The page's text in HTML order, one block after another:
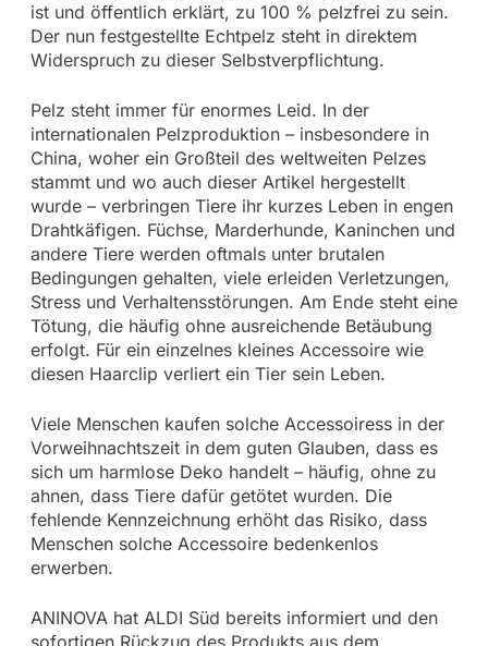
ist und öffentlich erklärt, zu 100 % pelzfrei zu sein.
Der nun festgestellte Echtpelz steht in direktem
Widerspruch zu dieser Selbstverpflichtung.
Pelz steht immer für enormes Leid. In der
internationalen Pelzproduktion – insbesondere in
China, woher ein Großteil des weltweiten Pelzes
stammt und wo auch dieser Artikel hergestellt
wurde – verbringen Tiere ihr kurzes Leben in engen
Drahtkäfigen. Füchse, Marderhunde, Kaninchen und
andere Tiere werden oftmals unter brutalen
Bedingungen gehalten, viele erleiden Verletzungen,
Stress und Verhaltensstörungen. Am Ende steht eine
Tötung, die häufig ohne ausreichende Betäubung
erfolgt. Für ein einzelnes kleines Accessoire wie
diesen Haarclip verliert ein Tier sein Leben.
Viele Menschen kaufen solche Accessoiress in der
Vorweihnachtszeit in dem guten Glauben, dass es
sich um harmlose Deko handelt – häufig, ohne zu
ahnen, dass Tiere dafür getötet wurden. Die
fehlende Kennzeichnung erhöht das Risiko, dass
Menschen solche Accessoire bedenkenlos
erwerben.
ANINOVA hat ALDI Süd bereits informiert und den
sofortigen Rückzug des Produkts aus dem